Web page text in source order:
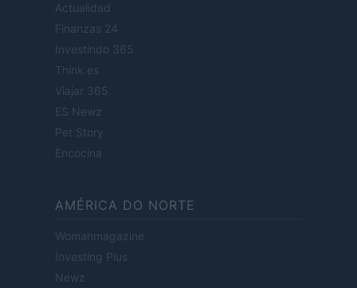
Actualidad
Finanzas 24
Investindo 365
Think.es
Viajar 365
ES Newz
Pet Story
Encocina
AMÉRICA DO NORTE
Womanmagazine
Investing Plus
Newz